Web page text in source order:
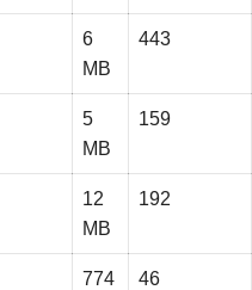
6
MB
443
5
MB
159
12
MB
192
774
46